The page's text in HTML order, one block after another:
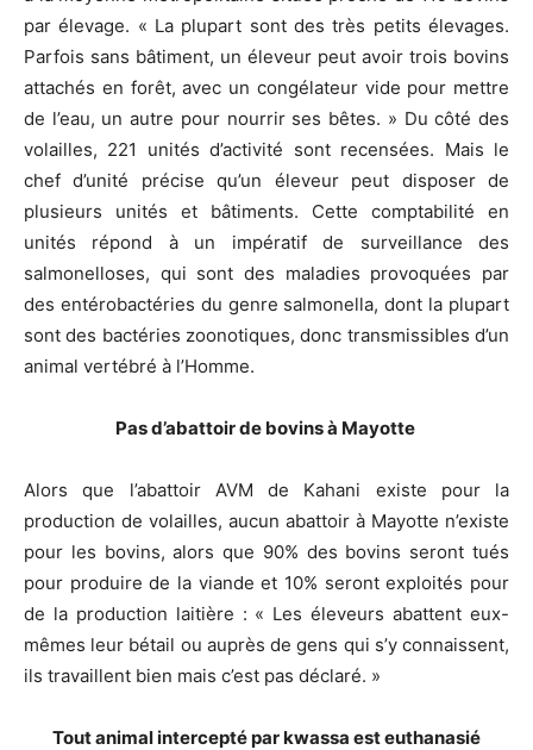
par élevage. « La plupart sont des très petits élevages.
Parfois sans bâtiment, un éleveur peut avoir trois bovins
attachés en forêt, avec un congélateur vide pour mettre
de l’eau, un autre pour nourrir ses bêtes. » Du côté des
volailles, 221 unités d’activité sont recensées. Mais le
chef d’unité précise qu’un éleveur peut disposer de
plusieurs unités et bâtiments. Cette comptabilité en
unités répond à un impératif de surveillance des
salmonelloses, qui sont des maladies provoquées par
des entérobactéries du genre salmonella, dont la plupart
sont des bactéries zoonotiques, donc transmissibles d’un
animal vertébré à l’Homme.
Pas d’abattoir de bovins à Mayotte
Alors que l’abattoir AVM de Kahani existe pour la
production de volailles, aucun abattoir à Mayotte n’existe
pour les bovins, alors que 90% des bovins seront tués
pour produire de la viande et 10% seront exploités pour
de la production laitière : « Les éleveurs abattent eux-
mêmes leur bétail ou auprès de gens qui s’y connaissent,
ils travaillent bien mais c’est pas déclaré. »
Tout animal intercepté par kwassa est euthanasié